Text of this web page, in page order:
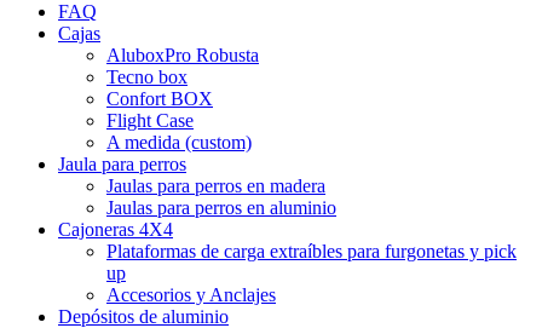
FAQ
Cajas
AluboxPro Robusta
Tecno box
Confort BOX
Flight Case
A medida (custom)
Jaula para perros
Jaulas para perros en madera
Jaulas para perros en aluminio
Cajoneras 4X4
Plataformas de carga extraíbles para furgonetas y pick
up
Accesorios y Anclajes
Depósitos de aluminio